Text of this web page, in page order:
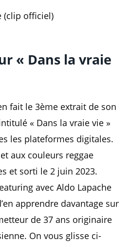
(clip officiel)
« Dans la vraie
fait le 3ème extrait de son
« Dans la vraie vie »
les plateformes digitales.
aux couleurs reggae
et sorti le 2 juin 2023.
avec Aldo Lapache
apprendre davantage sur
de 37 ans originaire
On vous glisse ci-